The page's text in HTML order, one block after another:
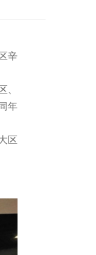
辛
、
年
区